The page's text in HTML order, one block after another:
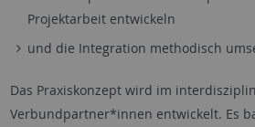
Projektarbeit entwickeln
und die Integration methodisch
Das Praxiskonzept wird im
Verbundpartner*innen entwickelt. Es